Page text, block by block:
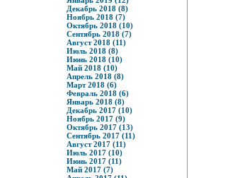
Декабрь 2018 (8)
Ноябрь 2018 (7)
Октябрь 2018 (10)
Сентябрь 2018 (7)
Август 2018 (11)
Июль 2018 (8)
Июнь 2018 (10)
Май 2018 (10)
Апрель 2018 (8)
Март 2018 (6)
Февраль 2018 (6)
Январь 2018 (8)
Декабрь 2017 (10)
Ноябрь 2017 (9)
Октябрь 2017 (13)
Сентябрь 2017 (11)
Август 2017 (11)
Июль 2017 (10)
Июнь 2017 (11)
Май 2017 (7)